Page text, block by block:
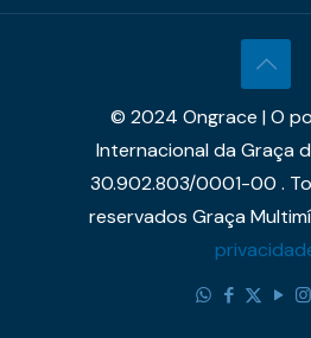
© 2024 Ongrace | O
Internacional da Graça
30.902.803/0001-00 .
reservados Graça